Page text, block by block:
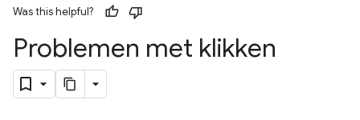
Was this helpful?
Problemen met klikken